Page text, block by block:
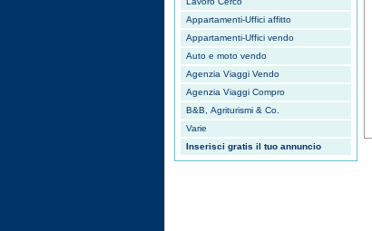
Appartamenti-Uffici affitto
Appartamenti-Uffici vendo
Auto e moto vendo
Agenzia Viaggi Vendo
Agenzia Viaggi Compro
B&B, Agriturismi & Co.
Varie
Inserisci gratis il tuo annuncio